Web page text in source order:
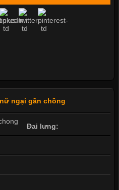
ngại gần chồng
Đai lưng: